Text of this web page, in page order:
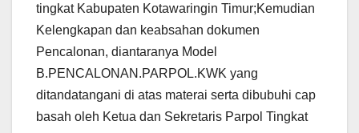
tingkat Kabupaten Kotawaringin Timur;Kemudian
Kelengkapan dan keabsahan dokumen
Pencalonan, diantaranya Model
B.PENCALONAN.PARPOL.KWK yang
ditandatangani di atas materai serta dibubuhi cap
basah oleh Ketua dan Sekretaris Parpol Tingkat